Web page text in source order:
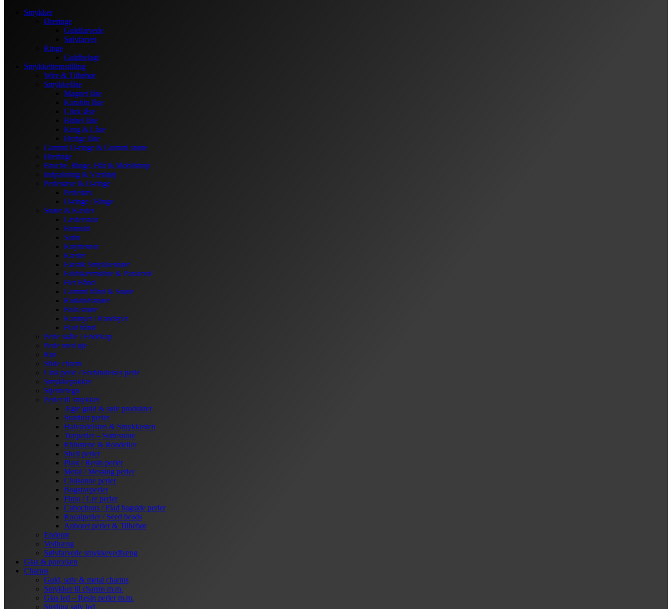
Smykker
Øreringe
Guldfarvede
Sølvfarvet
Ringe
Guldbelagt
Smykkefremstilling
Wire & Tilbehør
Smykkelåse
Magnet låse
Karabin låse
Click låse
Bidsel låse
Krog & Låse
Øvrige låse
Gummi O-ringe & Gummi snøre
Øreringe
Broche, Ringe, Hår & Mobilstrop
Indpakning & Værktøj
Perlestave & O-ringe
Perlestav
O-ringe / Ringe
Snøre & Kæder
Lædersnor
Bomuld
Satin
Knyttesnor
Kæder
Elastik Smykkesnøre
Faldskærmsline & Paracord
Flet Bånd
Gummi bånd & Snøre
Ruskindssnøre
Bola snøre
Kantsyet / Randsyet
Flad bånd
Perle skåle / Endekap
Perle med øje
Rør
Slide charm
Link perle / Forbindelses perle
Smykkepakker
Stjernetegn
Perler til smykker
Ægte guld & sølv produkter
Stardust perler
Halvædelsten & Smykkesten
Træperler – Suttesnore
Rhinstene & Rondeller
Shell perler
Plast / Resin perler
Metal / Messing perler
Cloisonne perler
Bogstavperler
Fimo / Ler perler
Cabochons / Flad bagside perler
Rocaiperler / Seed beads
Anboret perler & Tilbehør
Enderør
Vedhæng
Sølvfarvede smykkevedhæng
Glas & porcelæn
Charms
Guld, sølv & metal charms
Smykker til charms m.m.
Glas led – Resin perler m.m.
Sterling sølv led